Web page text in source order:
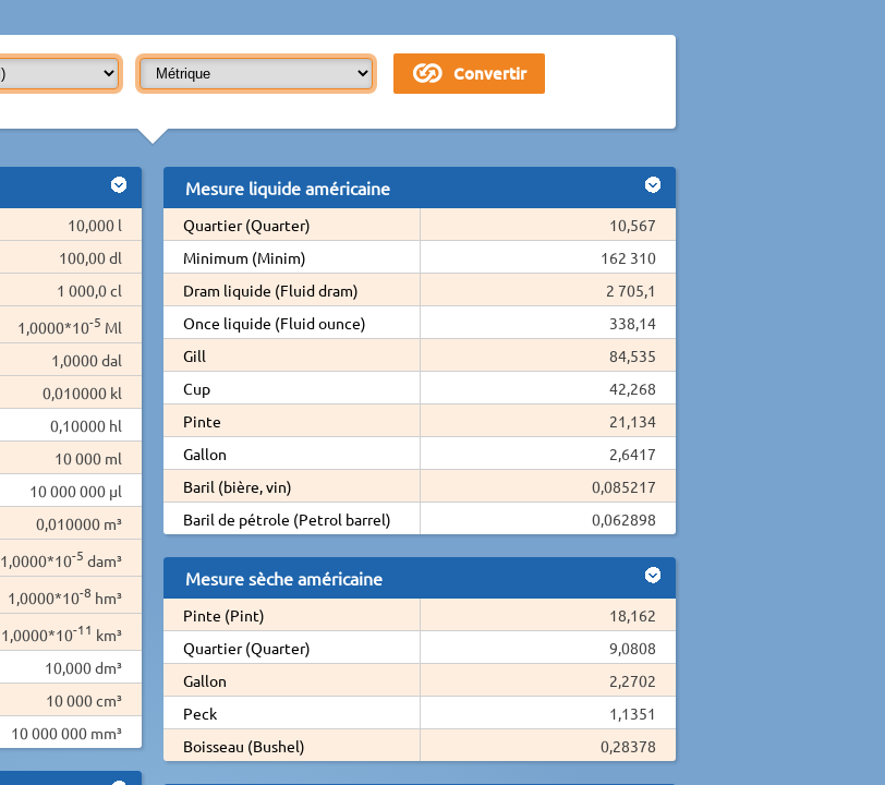
10,000 l
100,00 dl
1 000,0 cl
1,0000*10-5 Ml
1,0000 dal
0,010000 kl
0,10000 hl
10 000 ml
10 000 000 µl
0,010000 m³
1,0000*10-5 dam³
1,0000*10-8 hm³
1,0000*10-11 km³
10,000 dm³
10 000 cm³
10 000 000 mm³
Mesure liquide américaine
Quartier (Quarter)
10,567
Minimum (Minim)
162 310
Dram liquide (Fluid dram)
2 705,1
Once liquide (Fluid ounce)
338,14
Gill
84,535
Cup
42,268
Pinte
21,134
Gallon
2,6417
Baril (bière, vin)
0,085217
Baril de pétrole (Petrol barrel)
0,062898
Mesure sèche américaine
Pinte (Pint)
18,162
Quartier (Quarter)
9,0808
Gallon
2,2702
Peck
1,1351
Boisseau (Bushel)
0,28378